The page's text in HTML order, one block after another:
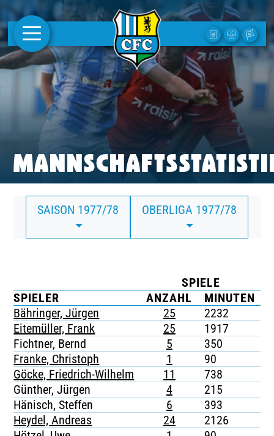
AKTUELLES
1. MANNSCHAFT
FRAUEN
CAMPUS
CLUB
CLUBMITGLIEDSCHAFT
BUSINESS
TICKETING
SAISON 1977/78 OBERLIGA 1977/78
SPIELE
SPIELER
ANZAHL MINUTEN
Bähringer, Jürgen
25 2232
Eitemüller, Frank
25 1917
Fichtner, Bernd
5 350
Franke, Christoph
1 90
Göcke, Friedrich-Wilhelm
11 738
Günther, Jürgen
4 215
Hänisch, Steffen
6 393
Heydel, Andreas
24 2126